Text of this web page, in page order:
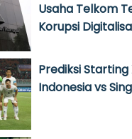
Usaha Telkom
Korupsi
Prediksi Starting
Indonesia vs